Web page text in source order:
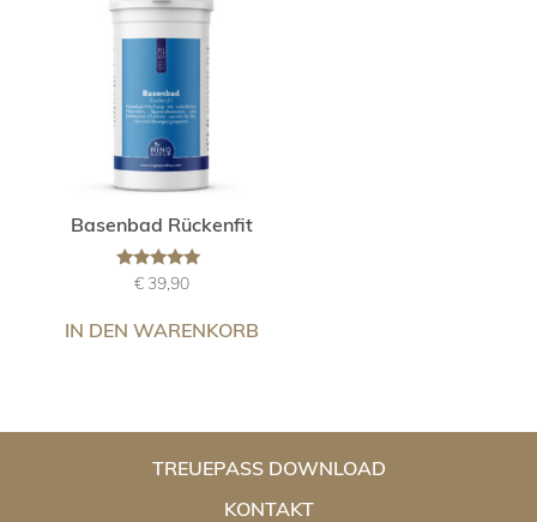
Basenbad Rückenfit
Bewertet
von 5
€39,90
IN DEN WARENKORB
TREUEPASS DOWNLOAD
KONTAKT